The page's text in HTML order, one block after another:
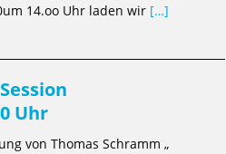
14.oo Uhr laden wir […]
Uhr
von Thomas Schramm „